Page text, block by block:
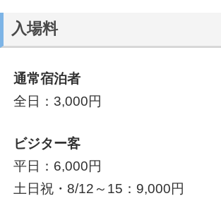
入場料
通常宿泊者
全日：3,000円
ビジター客
平日：6,000円
土日祝・8/12～15：9,000円